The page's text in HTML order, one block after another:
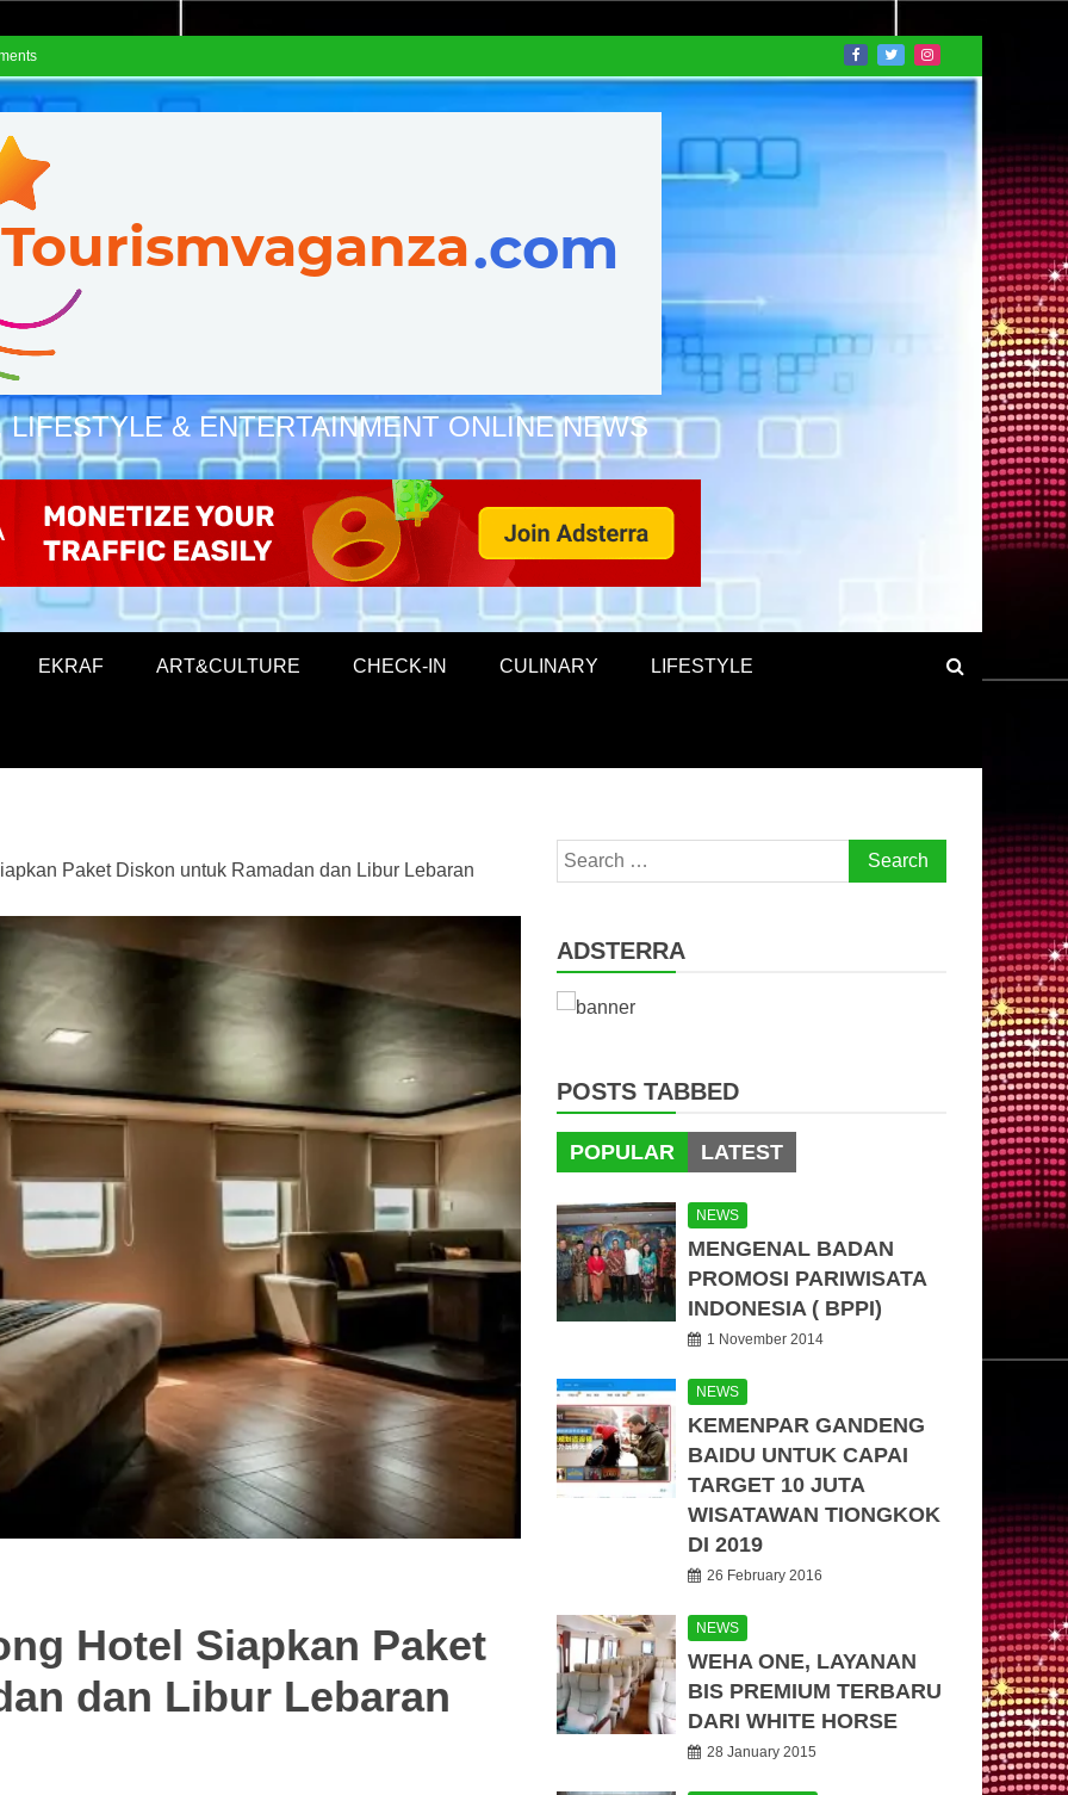
LIFESTYLE & ENTERTAINMENT ONLINE NEWS
EKRAF ART&CULTURE CHECK-IN CULINARY LIFESTYLE
Paket Diskon untuk Ramadan dan Libur Lebaran
Hotel Siapkan Paket
dan Libur Lebaran
Search
for:
ADSTERRA
POSTS TABBED
POPULAR LATEST
NEWS
MENGENAL BADAN
PROMOSI PARIWISATA
INDONESIA ( BPPI)
1 November 2014
NEWS
KEMENPAR GANDENG
BAIDU UNTUK CAPAI
TARGET 10 JUTA
WISATAWAN TIONGKOK
DI 2019
26 February 2016
NEWS
WEHA ONE, LAYANAN
BIS PREMIUM TERBARU
DARI WHITE HORSE
28 January 2015